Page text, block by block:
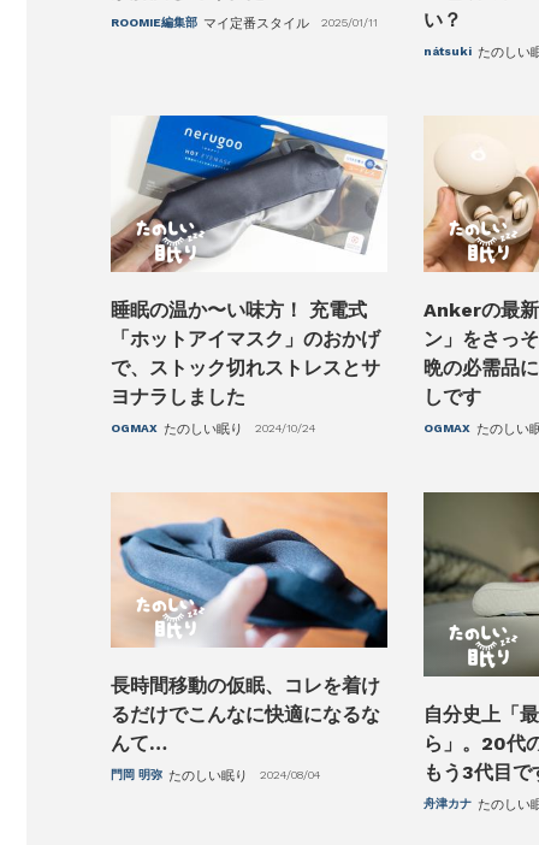
ROOMIE編集部 マイ定番スタイル 2025/01/11
い？
nátsuki たのしい
睡眠の温か〜い味方！ 充電式
「ホットアイマスク」のおかげ
で、ストック切れストレスとサ
ヨナラしました
OGMAX たのしい眠り 2024/10/24
Ankerの最
ン」をさっ
晩の必需品
しです
OGMAX たのしい
長時間移動の仮眠、コレを着け
るだけでこんなに快適になるな
んて…
門岡 明弥 たのしい眠り 2024/08/04
自分史上「
ら」。20代
もう3代目で
舟津カナ たのしい